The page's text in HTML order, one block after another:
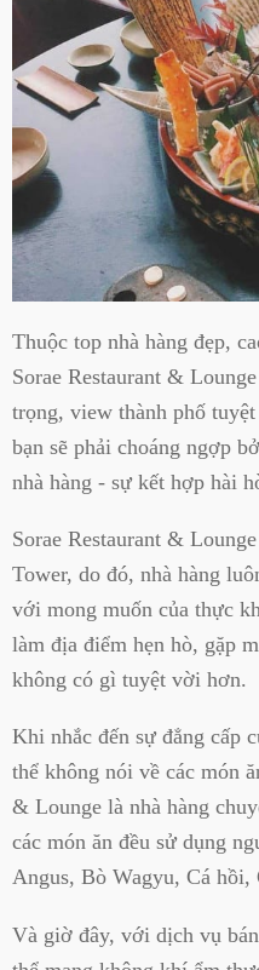
Thuộc top nhà hàng đẹp,
Sorae Restaurant &
trọng, view thành phố
bạn sẽ phải choáng ngợp
nhà hàng - sự kết hợp hài
Sorae Restaurant &
Tower, do đó, nhà hàng
với mong muốn của thực
làm địa điểm hẹn hò, gặp
không có gì tuyệt vời hơn.
Khi nhắc đến sự đẳng cấp
thể không nói về các món
& Lounge là nhà hàng
các món ăn đều sử dụng
Angus, Bò Wagyu, Cá hồi,
Và giờ đây, với dịch vụ